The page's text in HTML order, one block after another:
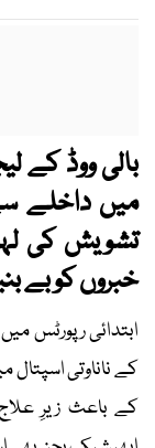
بالی ووڈ کے
میں داخلے
تشویش کی لہر
خبروں کو بے
کے ناناوتی
کے باعث زیرِ